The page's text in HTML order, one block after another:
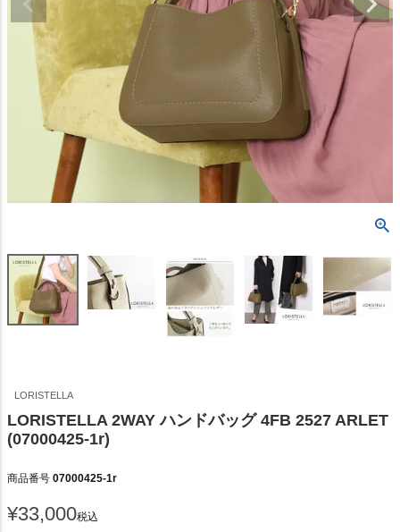
LORISTELLA
LORISTELLA 2WAY ハンドバッグ 4FB 2527 ARLET
(07000425-1r)
商品番号 07000425-1r
¥33,000税込